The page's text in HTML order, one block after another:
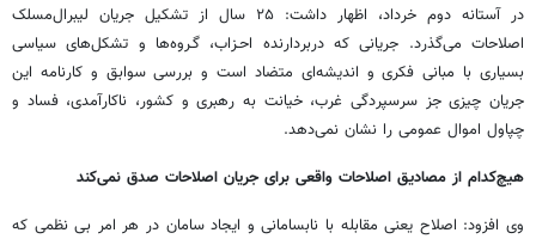
در آستانه دوم خرداد، اظهار داشت: ۲۵ سال از تشکیل جریان لیبرال‌مسلک
اصلاحات می‌گذرد. جریانی که دربردارنده احـزاب، گـروه‌ها و تشکل‌های سیاسی
بسیاری با مبانی فکری و اندیشه‌ای متضاد است و بررسی سوابق و کارنامه این
جریان چیزی جز سرسپردگی غرب، خیانت به رهبری و کشور، ناکارآمدی، فساد و
چپاول اموال عمومی را نشان نمی‌دهد.
هیچ‌کدام از مصادیق اصلاحات واقعی برای جریان اصلاحات صدق نمی‌کند
وی افزود: اصلاح یعنی مقابله با نابسامانی و ایجاد سامان در هر امر بی نظمی که